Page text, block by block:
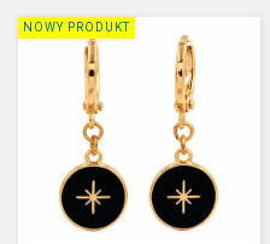
NOWY PRODUKT